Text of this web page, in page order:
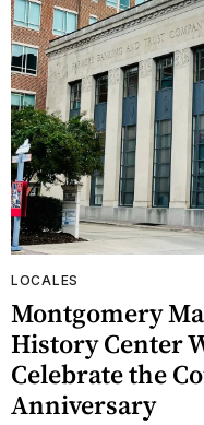
LOCALES
Montgomery
History Center
Celebrate the
Anniversary